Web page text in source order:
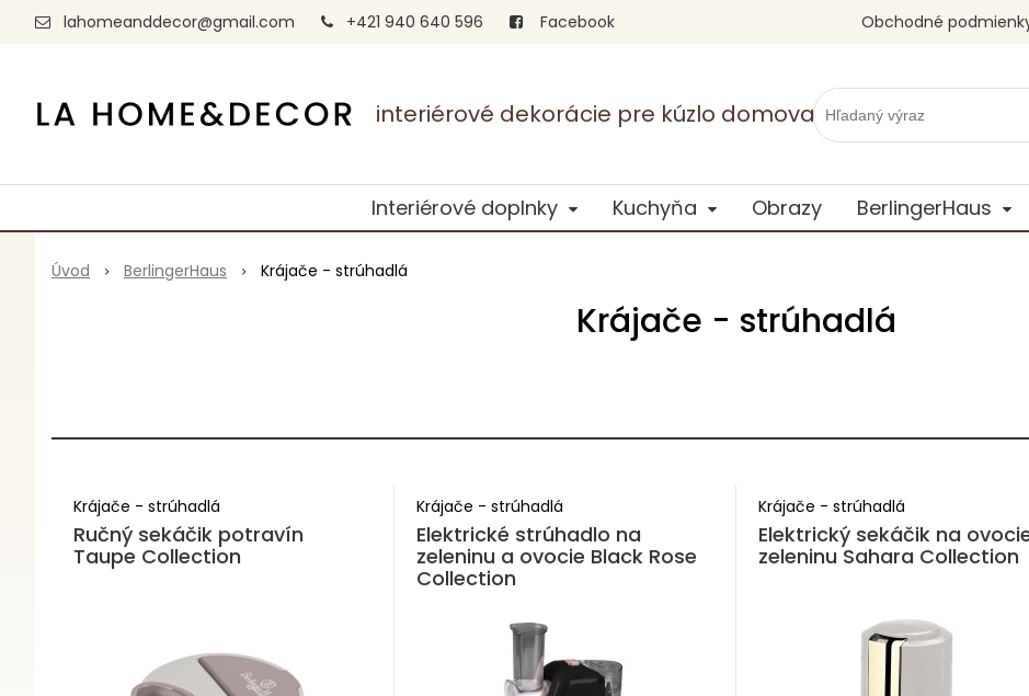
interiérové dekorácie pre kúzlo domova
lahomeanddecor@gmail.com +421 940 640 596 Facebook Obchodné
Interiérové doplnky Kuchyňa Obrazy BerlingerHaus
Úvod BerlingerHaus Krájače - strúhadlá
Krájače - strúhadlá
Krájače - strúhadlá
Ručný sekáčik potravín
Taupe Collection
Krájače - strúhadlá
Elektrické strúhadlo na
zeleninu a ovocie Black Rose
Collection
Krájače - strúhadlá
Elektrický sekáčik na
zeleninu Sahara Collection